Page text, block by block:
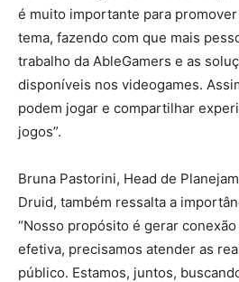
é muito importante para
tema, fazendo com que mais
trabalho da AbleGamers e as
disponíveis nos videogames.
podem jogar e compartilhar
jogos”.
Bruna Pastorini, Head de
Druid, também ressalta a
“Nosso propósito é gerar
efetiva, precisamos atender as
público. Estamos, juntos,